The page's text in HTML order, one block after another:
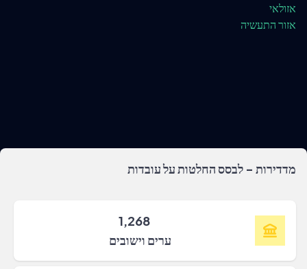
אזולאי
אזור התעשיה
מדדירות - לבסס החלטות על עובדות
1,268
ערים וישובים